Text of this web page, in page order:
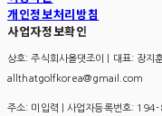
개인정보처리방침
사업자정보확인
상호: 주식회사올댓조이 | 대표: 장지
allthatgolfkorea@gmail.com
주소: 미입력 | 사업자등록번호: 194-